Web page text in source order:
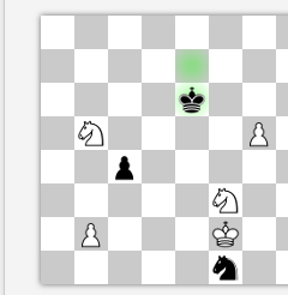
Zwart
Benemo (1203) (+21)
Speelduur: 6 minutes/side + 3
Partij telt mee voor de ranglijst